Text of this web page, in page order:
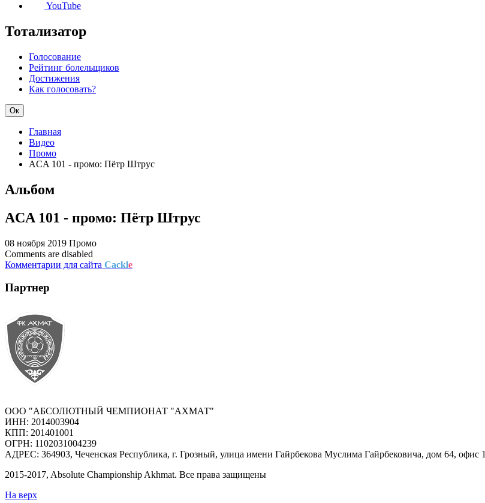
YouTube
Тотализатор
Голосование
Рейтинг болельщиков
Достижения
Как голосовать?
Ок
Главная
Видео
Промо
ACA 101 - промо: Пётр Штрус
Альбом
ACA 101 - промо: Пётр Штрус
08 ноября 2019 Промо
Comments are disabled
Комментарии для сайта Cackle
Партнер
ООО "АБСОЛЮТНЫЙ ЧЕМПИОНАТ "АХМАТ"
ИНН: 2014003904
КПП: 201401001
ОГРН: 1102031004239
АДРЕС: 364903, Чеченская Республика, г. Грозный, улица имени Гайрбекова Муслима Гайрбековича, дом 64, офис 1
2015-2017, Absolute Championship Akhmat. Все права защищены
На верх